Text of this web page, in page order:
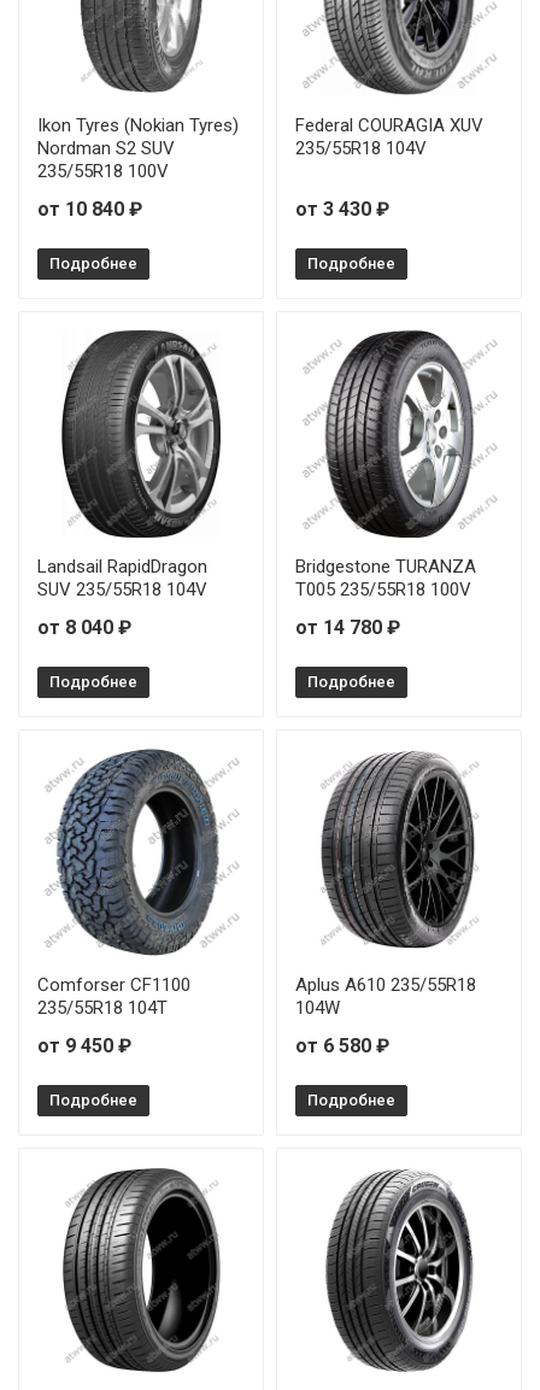
Ikon Tyres (Nokian Tyres)
Nordman S2 SUV
235/55R18 100V
от 10 840 ₽
Подробнее
Federal COURAGIA XUV
235/55R18 104V
от 3 430 ₽
Подробнее
Landsail RapidDragon
SUV 235/55R18 104V
от 8 040 ₽
Подробнее
Bridgestone TURANZA
T005 235/55R18 100V
от 14 780 ₽
Подробнее
Comforser CF1100
235/55R18 104T
от 9 450 ₽
Подробнее
Aplus A610 235/55R18
104W
от 6 580 ₽
Подробнее